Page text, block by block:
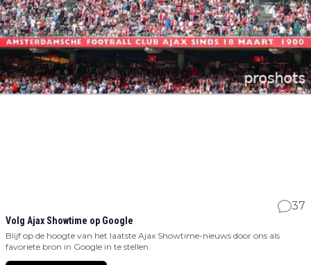
37
Volg Ajax Showtime op Google
Blijf op de hoogte van het laatste Ajax Showtime-nieuws door ons als
favoriete bron in Google in te stellen.